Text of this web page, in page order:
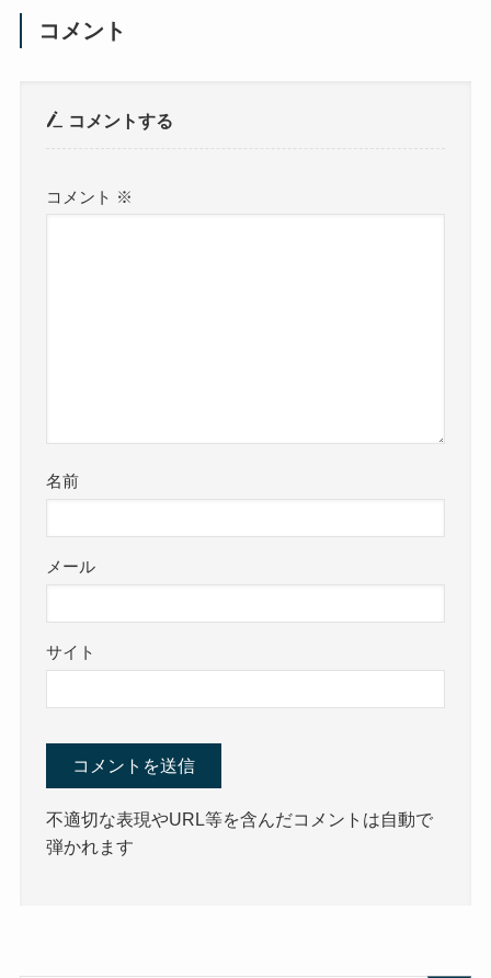
コメント
コメントする
コメント ※
名前
メール
サイト
不適切な表現やURL等を含んだコメントは自動で
弾かれます